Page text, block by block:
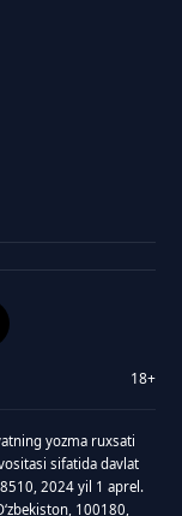
18+
yozma ruxsati
sifatida davlat
2024 yil 1 aprel.
100180,